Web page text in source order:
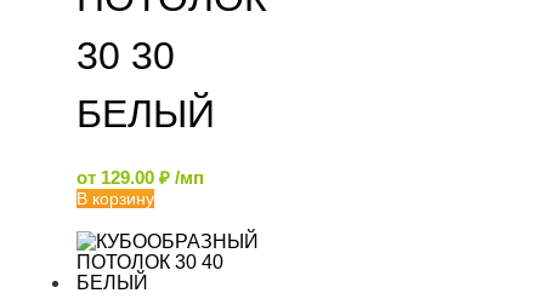
30 30
БЕЛЫЙ
от 129.00 ₽ /мп
В корзину